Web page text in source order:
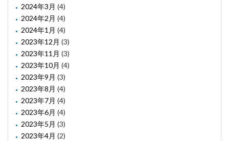
2024年3月 (4)
2024年2月 (4)
2024年1月 (4)
2023年12月 (3)
2023年11月 (3)
2023年10月 (4)
2023年9月 (3)
2023年8月 (4)
2023年7月 (4)
2023年6月 (4)
2023年5月 (3)
2023年4月 (2)